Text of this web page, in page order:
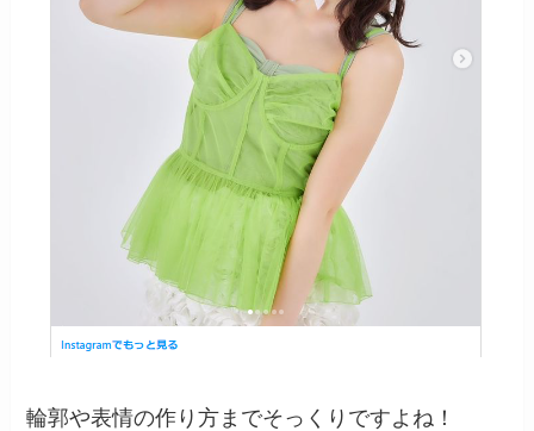
輪郭や表情の作り方までそっくりですよね！